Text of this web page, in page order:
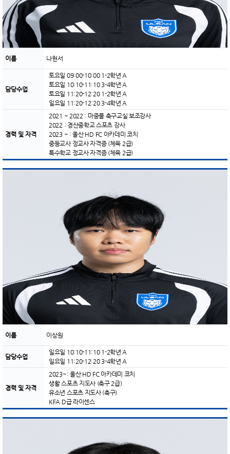
이름 나현서
담당수업
토요일 09:00-10:00 1-2학년 A
토요일 10:10-11:10 3-4학년 A
토요일 11:20-12:20 1-2학년 A
일요일 11:20-12:20 3-4학년 A
경력 및 자격
2021 ~ 2022 : 마중물 축구교실 보조강사
2022 : 경산중학교 스포츠 강사
2023 ~ : 울산 HD FC 아카데미 코치
중등교사 정교사 자격증 (체육 2급)
특수학교 정교사 자격증 (체육 2급)
이름 이상원
담당수업
일요일 10:10-11:10 1-2학년 A
일요일 11:20-12:20 3-4학년 A
경력 및 자격
2023~: 울산 HD FC 아카데미 코치
생활 스포츠 지도사 (축구 2급)
유소년 스포츠 지도사 (축구)
KFA D급 라이센스